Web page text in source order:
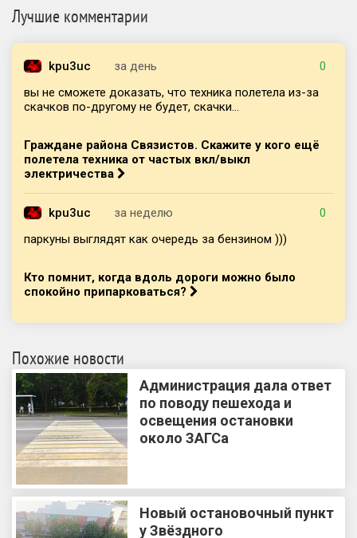
Лучшие комментарии
kpu3uc за день
0
вы не сможете доказать, что техника полетела из-за
скачков по-другому не будет, скачки...
Граждане района Связистов. Скажите у кого ещё
полетела техника от частых вкл/выкл
электричества
kpu3uc за неделю
0
паркуны выглядят как очередь за бензином )))
Кто помнит, когда вдоль дороги можно было
спокойно припарковаться?
Похожие новости
Администрация дала ответ
по поводу пешехода и
освещения остановки
около ЗАГСа
Новый остановочный пункт
у Звёздного